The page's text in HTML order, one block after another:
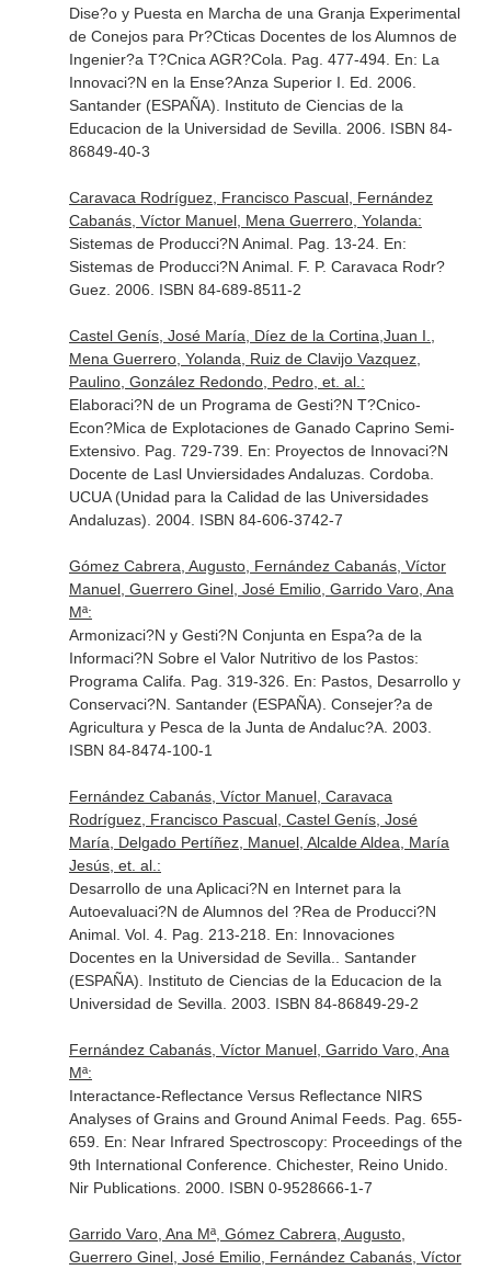
Dise?o y Puesta en Marcha de una Granja Experimental
de Conejos para Pr?Cticas Docentes de los Alumnos de
Ingenier?a T?Cnica AGR?Cola. Pag. 477-494. En: La
Innovaci?N en la Ense?Anza Superior I . Ed. 2006.
Santander (ESPAÑA). Instituto de Ciencias de la
Educacion de la Universidad de Sevilla. 2006. ISBN 84-
86849-40-3
Caravaca Rodríguez, Francisco Pascual, Fernández
Cabanás, Víctor Manuel, Mena Guerrero, Yolanda:
Sistemas de Producci?N Animal. Pag. 13-24. En:
Sistemas de Producci?N Animal. F. P. Caravaca Rodr?
Guez. 2006. ISBN 84-689-8511-2
Castel Genís, José María, Díez de la Cortina,Juan I.,
Mena Guerrero, Yolanda, Ruiz de Clavijo Vazquez,
Paulino, González Redondo, Pedro, et. al.:
Elaboraci?N de un Programa de Gesti?N T?Cnico-
Econ?Mica de Explotaciones de Ganado Caprino Semi-
Extensivo. Pag. 729-739. En: Proyectos de Innovaci?N
Docente de Lasl Unviersidades Andaluzas. Cordoba.
UCUA (Unidad para la Calidad de las Universidades
Andaluzas). 2004. ISBN 84-606-3742-7
Gómez Cabrera, Augusto, Fernández Cabanás, Víctor
Manuel, Guerrero Ginel, José Emilio, Garrido Varo, Ana
Mª:
Armonizaci?N y Gesti?N Conjunta en Espa?a de la
Informaci?N Sobre el Valor Nutritivo de los Pastos:
Programa Califa. Pag. 319-326. En: Pastos, Desarrollo y
Conservaci?N . Santander (ESPAÑA). Consejer?a de
Agricultura y Pesca de la Junta de Andaluc?A. 2003.
ISBN 84-8474-100-1
Fernández Cabanás, Víctor Manuel, Caravaca
Rodríguez, Francisco Pascual, Castel Genís, José
María, Delgado Pertíñez, Manuel, Alcalde Aldea, María
Jesús, et. al.:
Desarrollo de una Aplicaci?N en Internet para la
Autoevaluaci?N de Alumnos del ?Rea de Producci?N
Animal. Vol. 4. Pag. 213-218. En: Innovaciones
Docentes en la Universidad de Sevilla.
. Santander
(ESPAÑA). Instituto de Ciencias de la Educacion de la
Universidad de Sevilla. 2003. ISBN 84-86849-29-2
Fernández Cabanás, Víctor Manuel, Garrido Varo, Ana
Mª:
Interactance-Reflectance Versus Reflectance NIRS
Analyses of Grains and Ground Animal Feeds. Pag. 655-
659. En: Near Infrared Spectroscopy: Proceedings of the
9th International Conference. Chichester, Reino Unido.
Nir Publications. 2000. ISBN 0-9528666-1-7
Garrido Varo, Ana Mª, Gómez Cabrera, Augusto,
Guerrero Ginel, José Emilio, Fernández Cabanás, Víctor